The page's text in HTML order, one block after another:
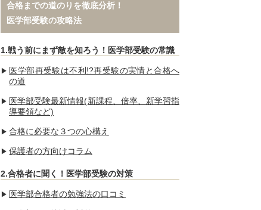
合格までの道のりを徹底分析！
医学部受験の攻略法
1.戦う前にまず敵を知ろう！医学部受験の常識
医学部再受験は不利!?再受験の実情と合格へ
の道
医学部受験最新情報(新課程、倍率、新学習指
導要領など)
合格に必要な３つの心構え
保護者の方向けコラム
2.合格者に聞く！医学部受験の対策
医学部合格者の勉強法の口コミ